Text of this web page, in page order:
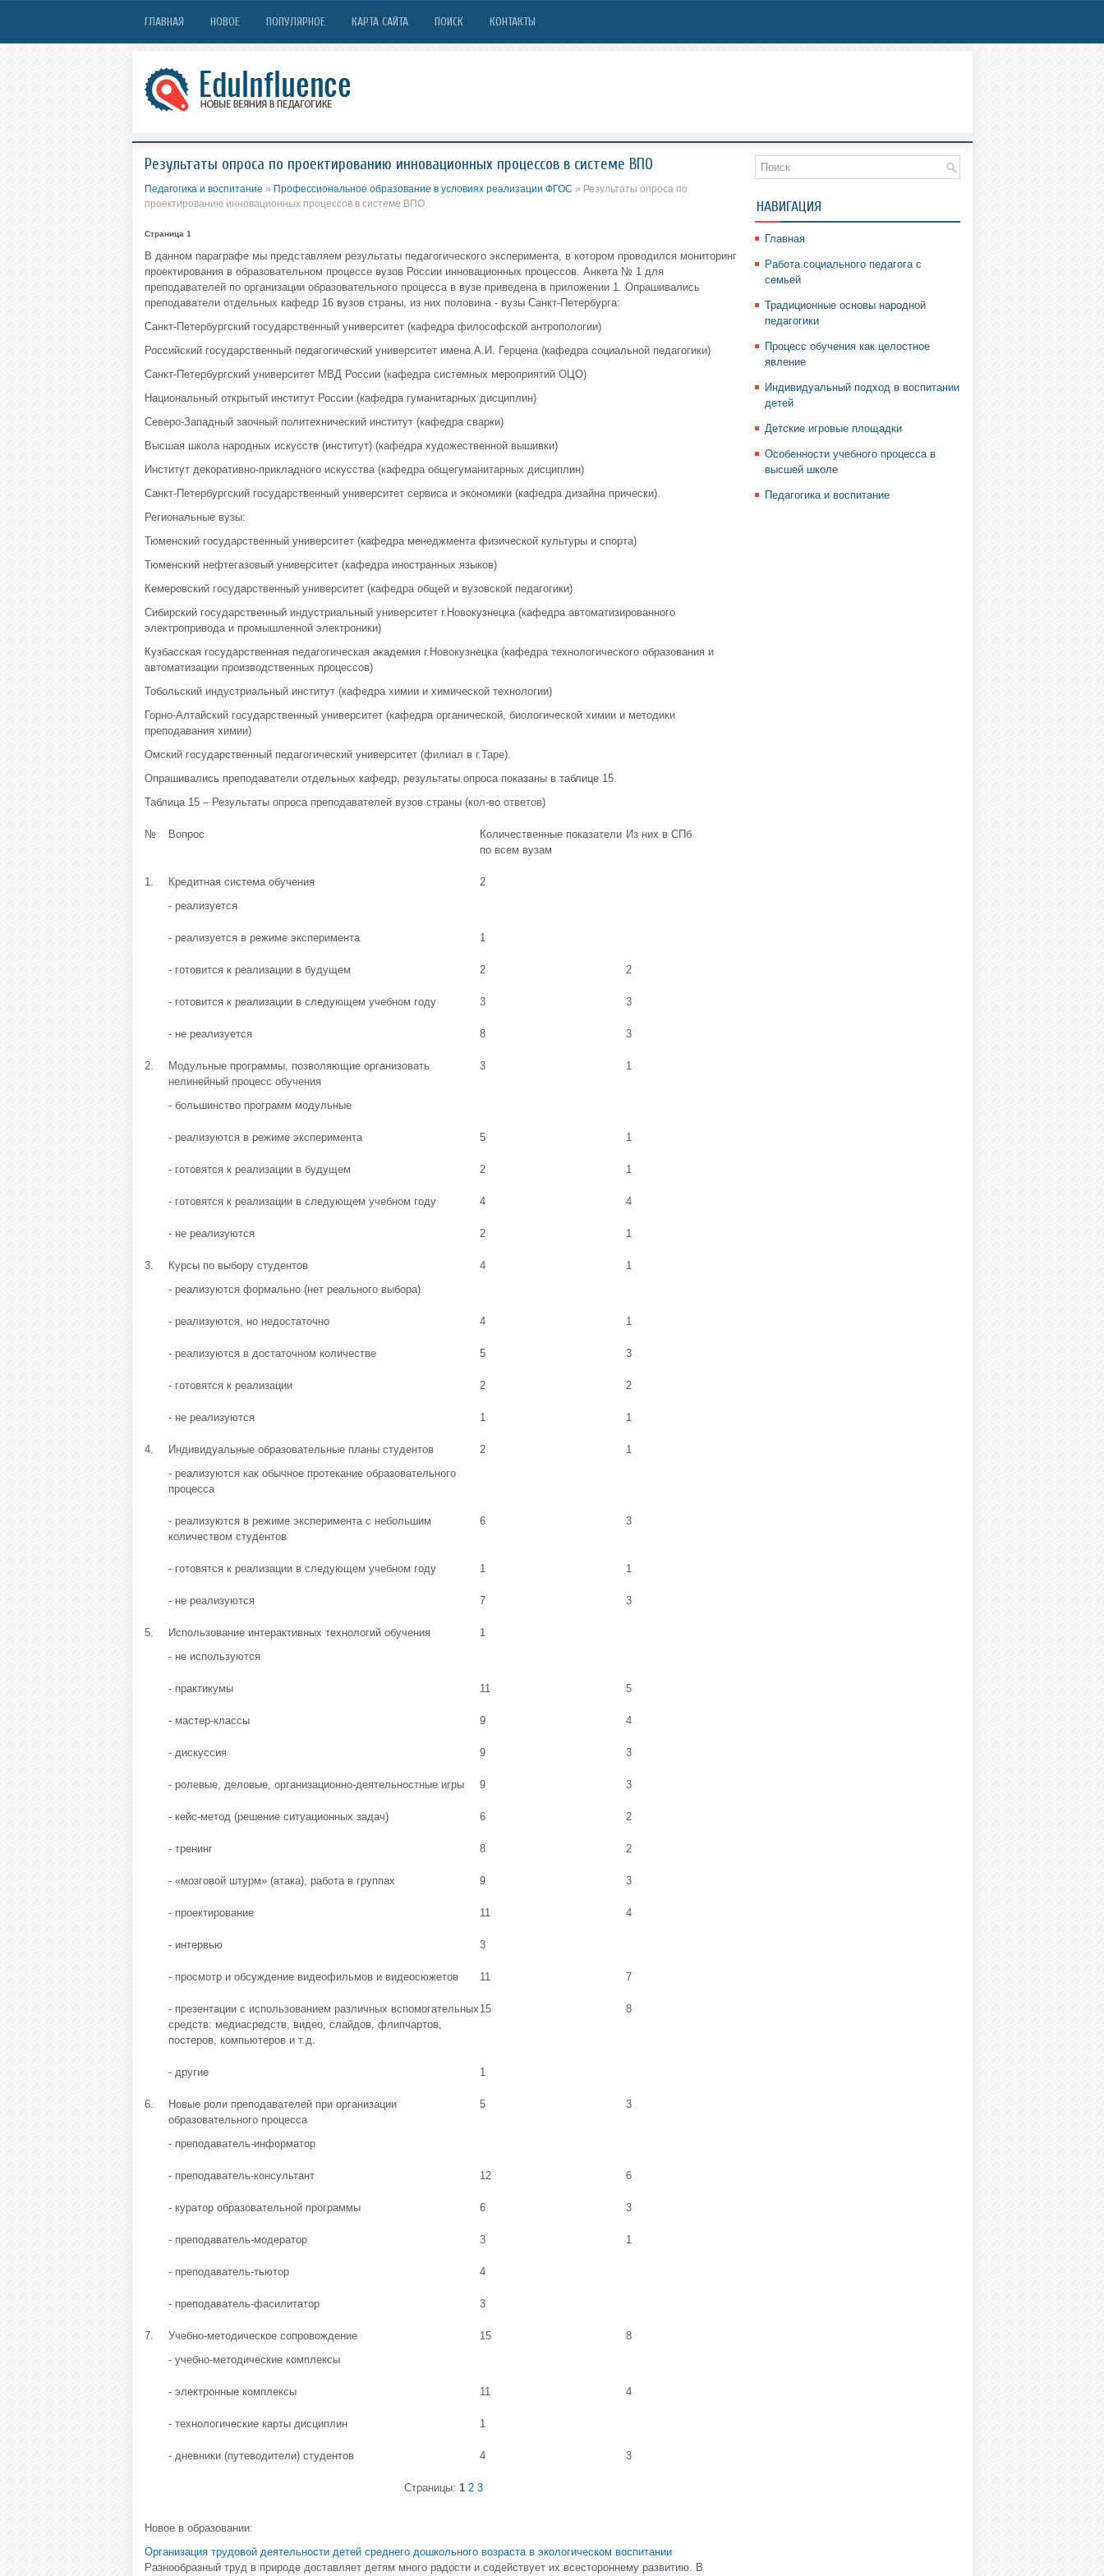
ГЛАВНАЯ НОВОЕ ПОПУЛЯРНОЕ КАРТА САЙТА ПОИСК КОНТАКТЫ
Результаты опроса по проектированию инновационных процессов в системе ВПО
Педагогика и воспитание » Профессиональное образование в условиях реализации ФГОС » Результаты опроса по
проектированию инновационных процессов в системе ВПО
Страница 1
В данном параграфе мы представляем результаты педагогического эксперимента, в котором проводился мониторинг
проектирования в образовательном процессе вузов России инновационных процессов. Анкета № 1 для
преподавателей по организации образовательного процесса в вузе приведена в приложении 1. Опрашивались
преподаватели отдельных кафедр 16 вузов страны, из них половина - вузы Санкт-Петербурга:
Санкт-Петербургский государственный университет (кафедра философской антропологии)
Российский государственный педагогический университет имена А.И. Герцена (кафедра социальной педагогики)
Санкт-Петербургский университет МВД России (кафедра системных мероприятий ОЦО)
Национальный открытый институт России (кафедра гуманитарных дисциплин)
Северо-Западный заочный политехнический институт (кафедра сварки)
Высшая школа народных искусств (институт) (кафедра художественной вышивки)
Институт декоративно-прикладного искусства (кафедра общегуманитарных дисциплин)
Санкт-Петербургский государственный университет сервиса и экономики (кафедра дизайна прически).
Региональные вузы:
Тюменский государственный университет (кафедра менеджмента физической культуры и спорта)
Тюменский нефтегазовый университет (кафедра иностранных языков)
Кемеровский государственный университет (кафедра общей и вузовской педагогики)
Сибирский государственный индустриальный университет г.Новокузнецка (кафедра автоматизированного
электропривода и промышленной электроники)
Кузбасская государственная педагогическая академия г.Новокузнецка (кафедра технологического образования и
автоматизации производственных процессов)
Тобольский индустриальный институт (кафедра химии и химической технологии)
Горно-Алтайский государственный университет (кафедра органической, биологической химии и методики
преподавания химии)
Омский государственный педагогический университет (филиал в г.Таре).
Опрашивались преподаватели отдельных кафедр, результаты опроса показаны в таблице 15.
Таблица 15 – Результаты опроса преподавателей вузов страны (кол-во ответов)
№ Вопрос
Количественные показатели
по всем вузам
Из них в СПб
1.
Кредитная система обучения
- реализуется
2
- реализуется в режиме эксперимента 1
- готовится к реализации в будущем 2 2
- готовится к реализации в следующем учебном году 3 3
- не реализуется 8 3
2.
Модульные программы, позволяющие организовать
нелинейный процесс обучения
- большинство программ модульные
3 1
- реализуются в режиме эксперимента 5 1
- готовятся к реализации в будущем 2 1
- готовятся к реализации в следующем учебном году 4 4
- не реализуются 2 1
3.
Курсы по выбору студентов
- реализуются формально (нет реального выбора)
4 1
- реализуются, но недостаточно 4 1
- реализуются в достаточном количестве 5 3
- готовятся к реализации 2 2
- не реализуются 1 1
4.
Индивидуальные образовательные планы студентов
- реализуются как обычное протекание образовательного
процесса
2 1
- реализуются в режиме эксперимента с небольшим
количеством студентов
6 3
- готовятся к реализации в следующем учебном году 1 1
- не реализуются 7 3
5.
Использование интерактивных технологий обучения
- не используются
1
- практикумы 11 5
- мастер-классы 9 4
- дискуссия 9 3
- ролевые, деловые, организационно-деятельностные игры 9 3
- кейс-метод (решение ситуационных задач) 6 2
- тренинг 8 2
- «мозговой штурм» (атака), работа в группах 9 3
- проектирование 11 4
- интервью 3
- просмотр и обсуждение видеофильмов и видеосюжетов 11 7
- презентации с использованием различных вспомогательных
средств: медиасредств, видео, слайдов, флипчартов,
постеров, компьютеров и т.д.
15 8
- другие 1
6.
Новые роли преподавателей при организации
образовательного процесса
- преподаватель-информатор
5 3
- преподаватель-консультант 12 6
- куратор образовательной программы 6 3
- преподаватель-модератор 3 1
- преподаватель-тьютор 4
- преподаватель-фасилитатор 3
7.
Учебно-методическое сопровождение
- учебно-методические комплексы
15 8
- электронные комплексы 11 4
- технологические карты дисциплин 1
- дневники (путеводители) студентов 4 3
Страницы: 1 2 3
Новое в образовании:
Организация трудовой деятельности детей среднего дошкольного возраста в экологическом воспитании
Разнообразный труд в природе доставляет детям много радости и содействует их всестороннему развитию. В
НАВИГАЦИЯ
Главная
Работа социального педагога с
семьей
Традиционные основы народной
педагогики
Процесс обучения как целостное
явление
Индивидуальный подход в воспитании
детей
Детские игровые площадки
Особенности учебного процесса в
высшей школе
Педагогика и воспитание